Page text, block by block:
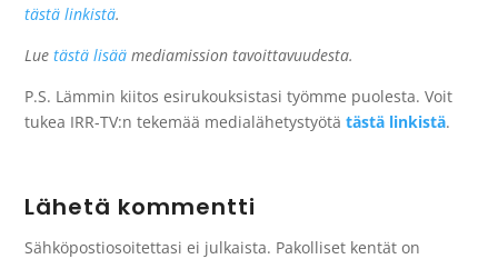
tästä linkistä.
Luetästä lisää mediamission tavoittavuudesta.
P.S. Lämmin kiitos esirukouksistasi työmme puolesta. Voit
tukea IRR-TV:n tekemää medialähetystyötätästä linkistä.
Lähetä kommentti
Sähköpostiosoitettasi ei julkaista. Pakolliset kentät on